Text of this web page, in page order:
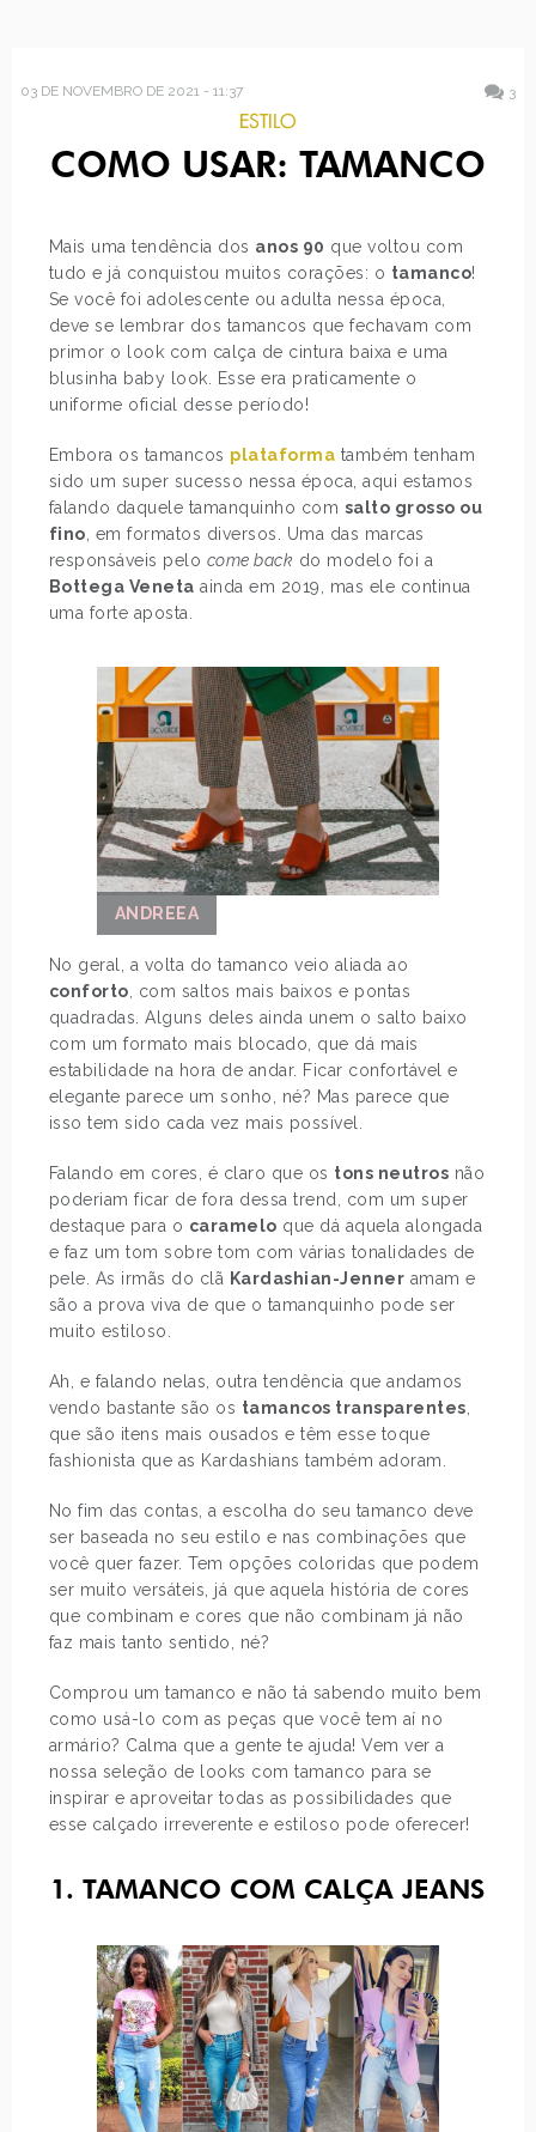
03 DE NOVEMBRO DE 2021 - 11:37 3
ESTILO
COMO USAR: TAMANCO
Mais uma tendência dos anos 90 que voltou com
tudo e já conquistou muitos corações: o tamanco!
Se você foi adolescente ou adulta nessa época,
deve se lembrar dos tamancos que fechavam com
primor o look com calça de cintura baixa e uma
blusinha baby look. Esse era praticamente o
uniforme oficial desse período!
Embora os tamancos plataforma também tenham
sido um super sucesso nessa época, aqui estamos
falando daquele tamanquinho com salto grosso ou
fino, em formatos diversos. Uma das marcas
responsáveis pelo come back do modelo foi a
Bottega Veneta ainda em 2019, mas ele continua
uma forte aposta.
ANDREEA
No geral, a volta do tamanco veio aliada ao
conforto , com saltos mais baixos e pontas
quadradas. Alguns deles ainda unem o salto baixo
com um formato mais blocado, que dá mais
estabilidade na hora de andar. Ficar confortável e
elegante parece um sonho, né? Mas parece que
isso tem sido cada vez mais possível.
Falando em cores, é claro que os tons neutros não
poderiam ficar de fora dessa trend, com um super
destaque para o caramelo que dá aquela alongada
e faz um tom sobre tom com várias tonalidades de
pele. As irmãs do clã Kardashian-Jenner amam e
são a prova viva de que o tamanquinho pode ser
muito estiloso.
Ah, e falando nelas, outra tendência que andamos
vendo bastante são os tamancos transparentes
que são itens mais ousados e têm esse toque
fashionista que as Kardashians também adoram.
No fim das contas, a escolha do seu tamanco deve
ser baseada no seu estilo e nas combinações que
você quer fazer. Tem opções coloridas que podem
ser muito versáteis, já que aquela história de cores
que combinam e cores que não combinam já não
faz mais tanto sentido, né?
Comprou um tamanco e não tá sabendo muito bem
como usá-lo com as peças que você tem aí no
armário? Calma que a gente te ajuda! Vem ver a
nossa seleção de looks com tamanco para se
inspirar e aproveitar todas as possibilidades que
esse calçado irreverente e estiloso pode oferecer!
1. TAMANCO COM CALÇA JEANS